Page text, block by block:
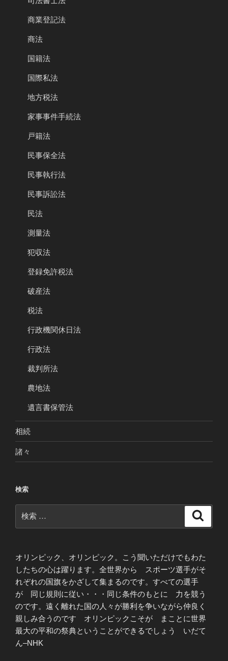
商業登記法
商法
国籍法
国際私法
地方税法
家事事件手続法
戸籍法
民事保全法
民事執行法
民事訴訟法
民法
測量法
犯収法
登録免許税法
破産法
税法
行政機関休日法
行政法
裁判所法
農地法
遺言書保管法
相続
諸々
検索
索:
オリンピック、オリンピック。こう聞いただけでもわた
したちの心は躍ります。全世界から スポーツ選手がそ
れぞれの国旗をかざして集まるのです。すべての選手
が 同じ規則に従い・・・同じ条件のもとに 力を競う
のです。遠く離れた国の人々が勝利を争いながら仲良く
親しみ合うのです オリンピックこそが まことに世界
最大の平和の祭典ということができるでしょう いだて
ん–NHK